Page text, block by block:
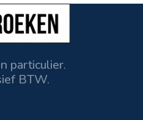
particulier.
BTW.